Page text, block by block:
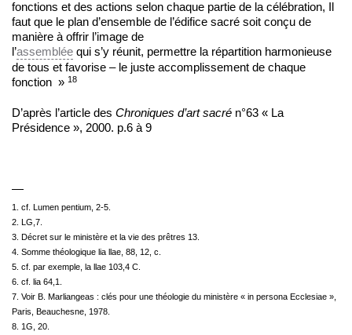
fonctions et des actions selon chaque partie de la célébration, Il
faut que le plan d’ensemble de l’édifice sacré soit conçu de
manière à offrir l’image de
l’assemblée qui s’y réunit, permettre la répartition harmonieuse
de tous et favorise – le juste accomplissement de chaque
fonction » 18
D’après l’article des Chroniques d’art sacré n°63 « La
Présidence », 2000. p.6 à 9
—
1. cf. Lumen pentium, 2-5.
2. LG,7.
3. Décret sur le ministère et la vie des prêtres 13.
4. Somme théologique lia llae, 88, 12, c.
5. cf. par exemple, la llae 103,4 C.
6. cf. lia 64,1.
7. Voir B. Marliangeas : clés pour une théologie du ministère « in persona Ecclesiae »,
Paris, Beauchesne, 1978.
8. 1G, 20.